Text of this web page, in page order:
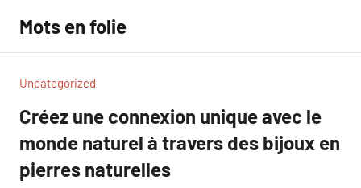
contenu
Mots en folie
Uncategorized
Créez une connexion unique avec le
monde naturel à travers des bijoux en
pierres naturelles